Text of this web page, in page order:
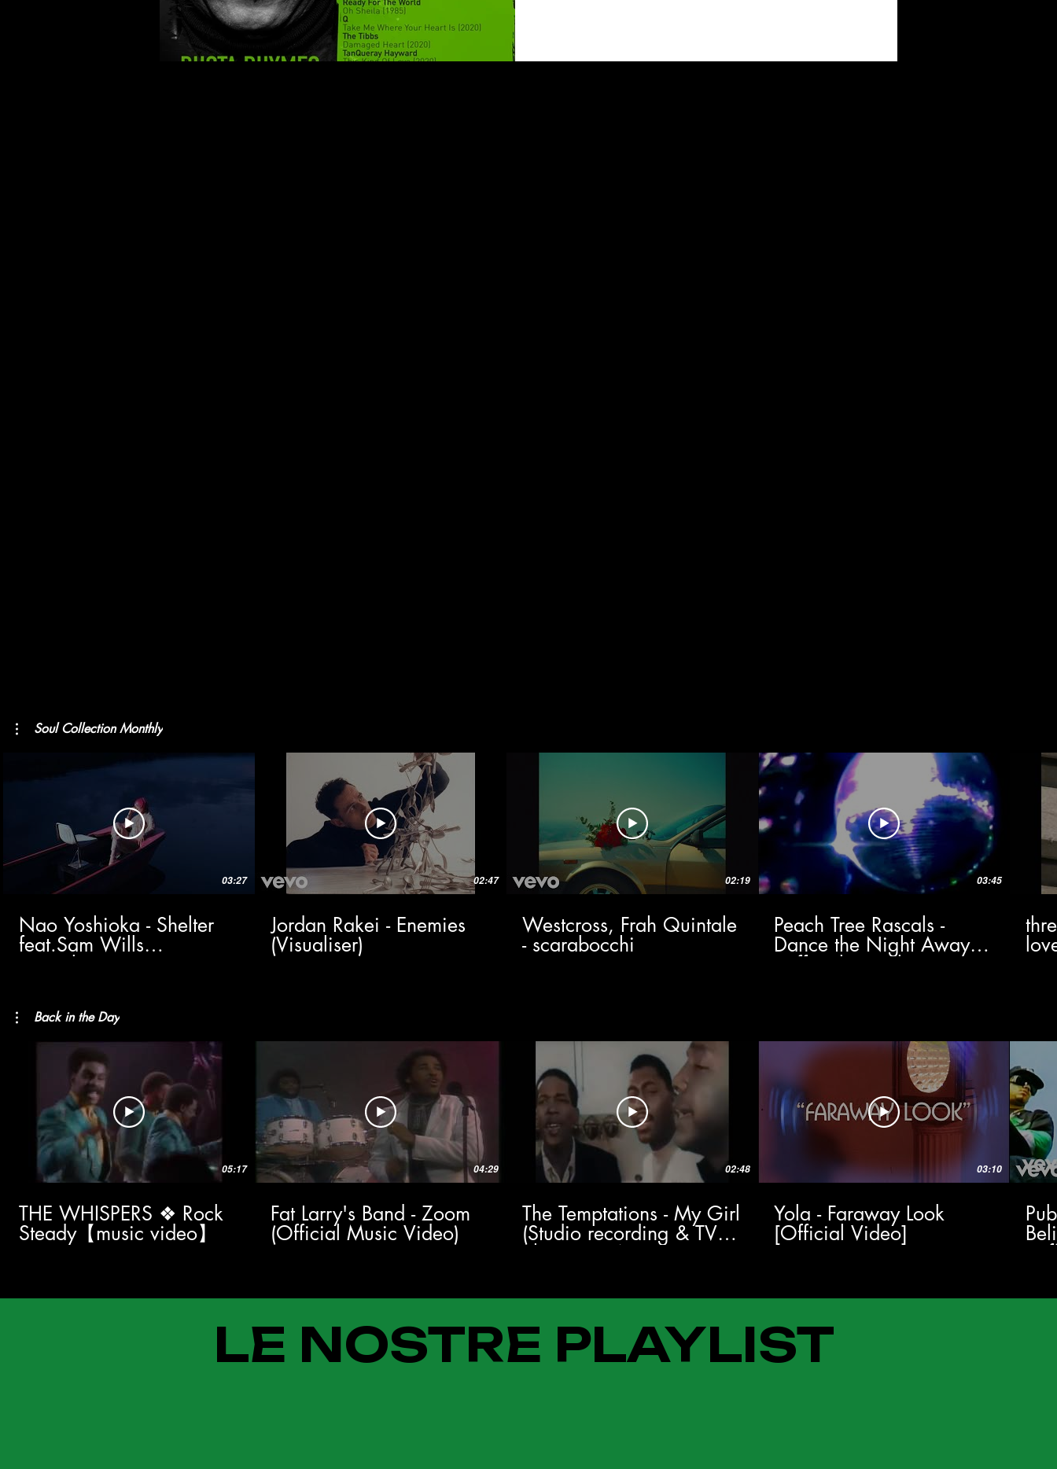
Soul Collection Monthly
03:27
Nao Yoshioka - Shelter
feat.Sam Wills
(Visualizer)
02:47
Jordan Rakei - Enemies
(Visualiser)
02:19
Westcross, Frah Quintale
- scarabocchi
03:45
Peach Tree Rascals -
Dance the Night Away
(Official Visualizer)
Back in the Day
05:17
THE WHISPERS ❖ Rock
Steady【music video】
04:29
Fat Larry's Band - Zoom
(Official Music Video)
02:48
The Temptations - My Girl
(Studio recording & TV
Show 1964) HD
03:10
Yola - Faraway Look
[Official Video]
LE NOSTRE PLAYLIST